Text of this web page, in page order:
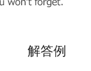
解答例